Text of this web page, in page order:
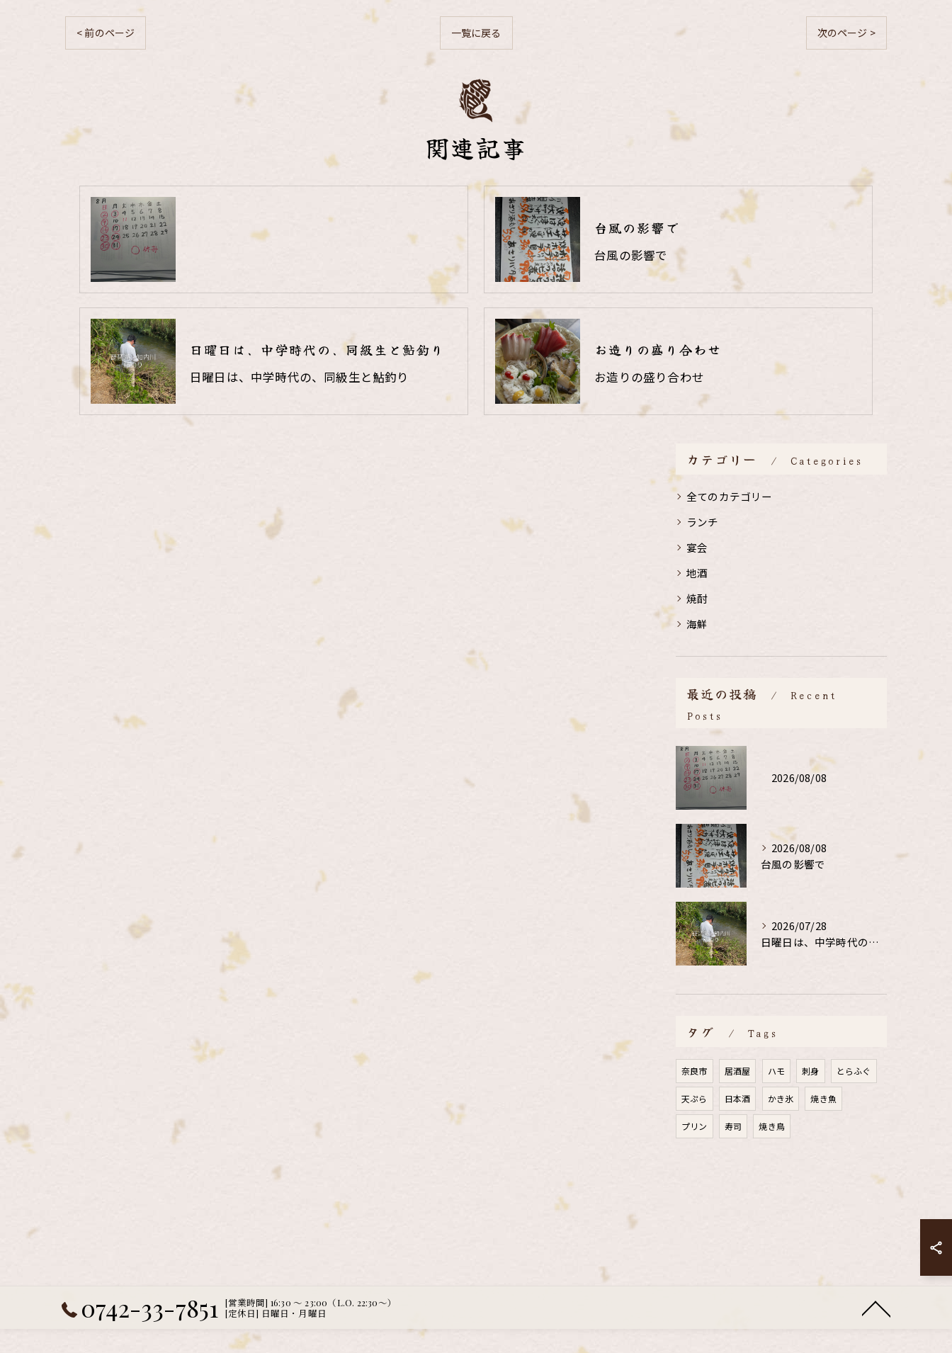
< 前のページ 一覧に戻る 次のページ >
関連記事
台風の影響で
台風の影響で
日曜日は、中学時代の、同級生と鮎釣り
日曜日は、中学時代の、同級生と鮎釣り
お造りの盛り合わせ
お造りの盛り合わせ
カテゴリー Categories
全てのカテゴリー
ランチ
宴会
地酒
焼酎
海鮮
最近の投稿
Recent
Posts
2026/08/08
2026/08/08
台風の影響で
2026/07/28
日曜日は、中学時代の、同級生と鮎釣り
タグ Tags
奈良市 居酒屋 ハモ 刺身 とらふぐ
天ぷら 日本酒 かき氷 焼き魚
プリン 寿司 焼き鳥
0742-33-7851
[営業時間] 16:30 ～ 23:00（L.O. 22:30～）
[定休日] 日曜日・月曜日